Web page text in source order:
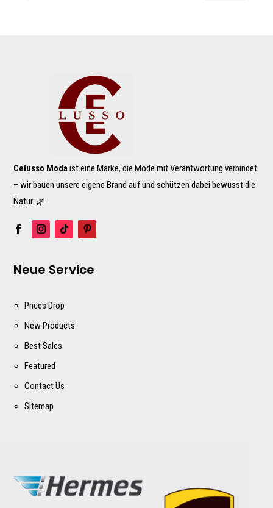
Celusso Modaist eine Marke, die Mode mit Verantwortung verbindet
– wir bauen unsere eigene Brand auf und schützen dabei bewusst die
Natur. 🌿
Neue Service
Prices Drop
New Products
Best Sales
Featured
Contact Us
Sitemap